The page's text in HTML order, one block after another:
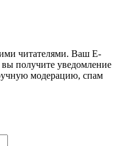
читателями. Ваш E-
получите уведомление
модерацию, спам